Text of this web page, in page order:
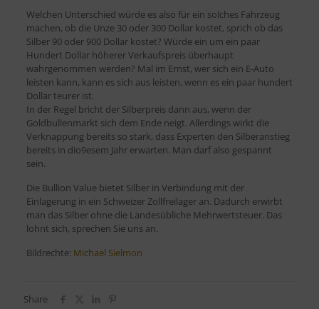
Welchen Unterschied würde es also für ein solches Fahrzeug
machen, ob die Unze 30 oder 300 Dollar kostet, sprich ob das
Silber 90 oder 900 Dollar kostet? Würde ein um ein paar
Hundert Dollar höherer Verkaufspreis überhaupt
wahrgenommen werden? Mal im Ernst, wer sich ein E-Auto
leisten kann, kann es sich aus leisten, wenn es ein paar hundert
Dollar teurer ist.
In der Regel bricht der Silberpreis dann aus, wenn der
Goldbullenmarkt sich dem Ende neigt. Allerdings wirkt die
Verknappung bereits so stark, dass Experten den Silberanstieg
bereits in dio9esem Jahr erwarten. Man darf also gespannt
sein.
Die Bullion Value bietet Silber in Verbindung mit der
Einlagerung in ein Schweizer Zollfreilager an. Dadurch erwirbt
man das Silber ohne die Landesübliche Mehrwertsteuer. Das
lohnt sich, sprechen Sie uns an.
Bildrechte: Michael Sielmon
Share